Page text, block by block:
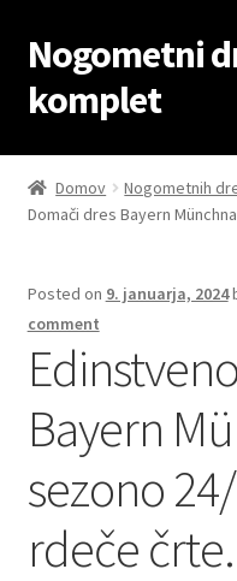
Skip
to
navigation
Skip
to
content
Nogometni
komplet
Domov
Blog
Košarica
Moj račun
Zaključek nakupa
Domov Nogometnih
Domači dres Bayern
Posted on 9. januarja, 2024
comment
Bayern
sezono
rdeče črte.